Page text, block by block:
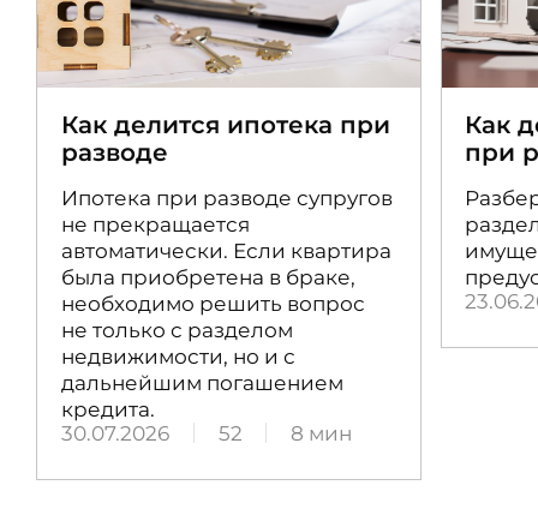
Как делится ипотека при
разводе
Ипотека при разводе супругов
не прекращается
автоматически. Если квартира
была приобретена в браке,
необходимо решить вопрос
не только с разделом
недвижимости, но и с
дальнейшим погашением
кредита.
30.07.2026
52 8 мин
Как
при